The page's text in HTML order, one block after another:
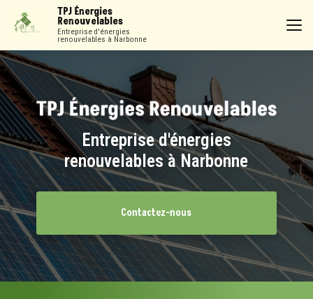
contenu
TPJ Énergies
Renouvelables
Entreprise d'énergies
renouvelables à Narbonne
Entreprise d'énergies
renouvelables à Narbonne
Contactez-nous